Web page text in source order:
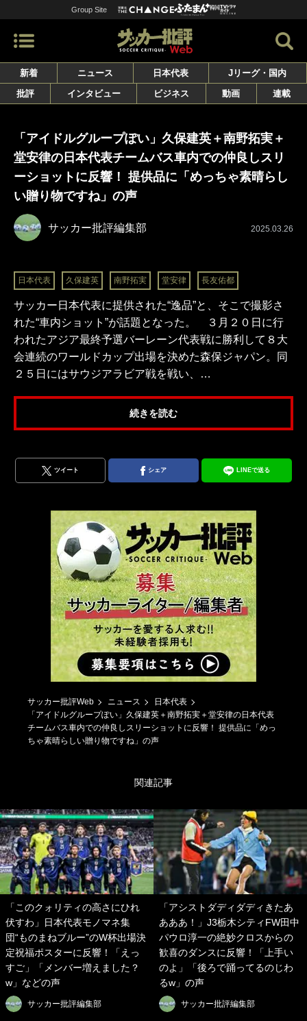
Group Site
新着 ニュース 日本代表
Jリーグ・国内
批評
インタビュー ビジネス 動画 連載
「アイドルグループぽい」久保建英＋南野拓実＋
堂安律の日本代表チームバス車内での仲良しスリ
ーショットに反響！ 提供品に「めっちゃ素晴らし
い贈り物ですね」の声
サッカー批評編集部 2025.03.26
日本代表 久保建英 南野拓実 堂安律 長友佑都
サッカー日本代表に提供された“逸品”と、そこで撮影さ
れた“車内ショット”が話題となった。 ３月２０日に行
われたアジア最終予選バーレーン代表戦に勝利して８大
会連続のワールドカップ出場を決めた森保ジャパン。同
２５日にはサウジアラビア戦を戦い、…
続きを読む
ツイート シェア LINEで送る
サッカー批評Web ニュース
日本代表
「アイドルグループぽい」久保建英＋南野拓実＋堂安律の日本代表
チームバス車内での仲良しスリーショットに反響！ 提供品に「めっ
ちゃ素晴らしい贈り物ですね」の声
関連記事
「このクォリティの高さにひれ
伏すわ」日本代表モノマネ集
団“ものまねブルー”のW杯出場決
定祝福ポスターに反響！「えっ
すご」「メンバー増えました？
w」などの声
サッカー批評編集部
「アシストダディダディきたあ
あああ！」J3栃木シティFW田中
パウロ淳一の絶妙クロスからの
歓喜のダンスに反響！「上手い
のよ」「後ろで踊ってるのじわ
るw」の声
サッカー批評編集部